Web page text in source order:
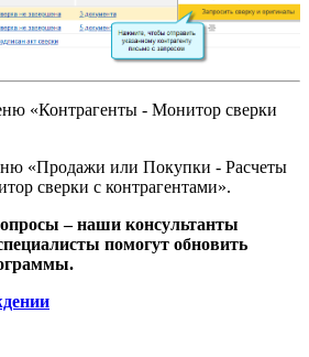
«Контрагенты - Монитор сверки
«Продажи или Покупки - Расчеты
сверки с контрагентами».
– наши консультанты
помогут обновить